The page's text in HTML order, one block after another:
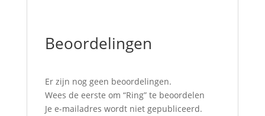
Beoordelingen
Er zijn nog geen beoordelingen.
Wees de eerste om “Ring” te beoordelen
Je e-mailadres wordt niet gepubliceerd.